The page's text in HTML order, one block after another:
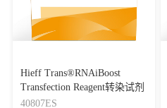
Hieff Trans®RNAiBoost
Transfection Reagent转染试剂
40807ES